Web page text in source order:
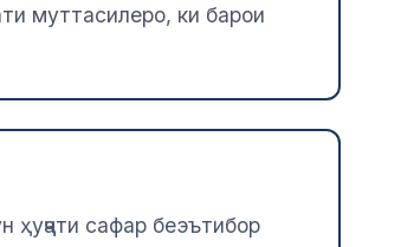
муттасилеро, ки барои
сафар беэътибор